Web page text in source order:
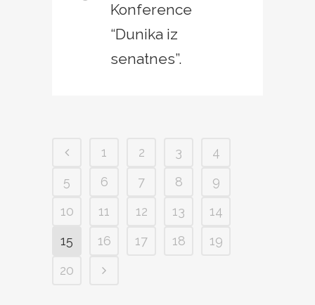
Konference
“Dunika iz
senatnes”.
1 2 3
4
5
6 7 8
9
10
11 12 13
14
15
16 17 18
19
20